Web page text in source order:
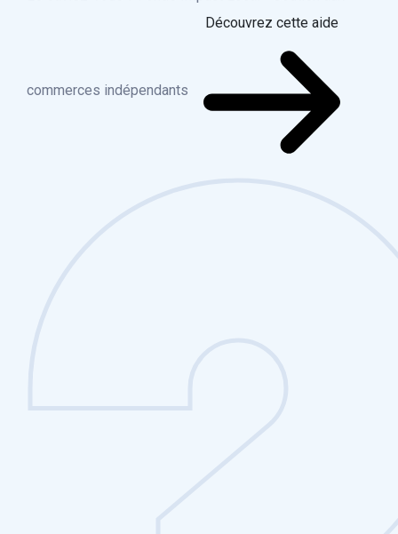
commerces indépendants
Découvrez cette aide